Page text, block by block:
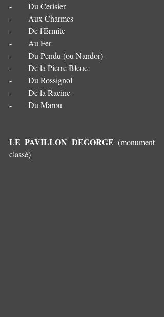
-        Du Cerisier
-        Aux Charmes
-        De l'Ermite
-        Au Fer
-        Du Pendu (ou Nandor)
-        De la Pierre Bleue
-        Du Rossignol
-        De la Racine
-        Du Marou
LE PAVILLON DEGORGE (monument
classé)